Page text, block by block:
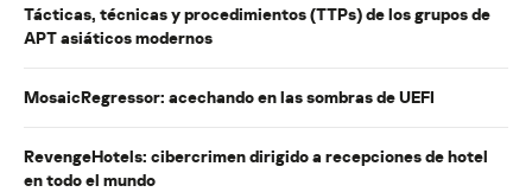
Tácticas, técnicas y procedimientos (TTPs) de los grupos de
APT asiáticos modernos
MosaicRegressor: acechando en las sombras de UEFI
RevengeHotels: cibercrimen dirigido a recepciones de hotel
en todo el mundo